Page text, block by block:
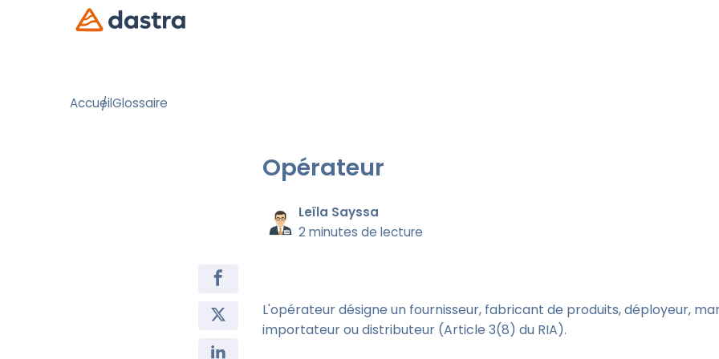
AccueilGlossaire
Opérateur
Leïla Sayssa
2 minutes de lecture
L'opérateur désigne un fournisseur, fabricant de produits, déployeur,
importateur ou distributeur (Article 3(8) du RIA).